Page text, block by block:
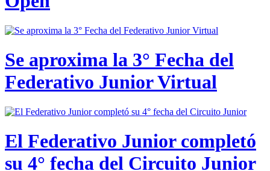
Se aproxima la 3° Fecha del
Federativo Junior Virtual
El Federativo Junior completó
su 4° fecha del Circuito Junior